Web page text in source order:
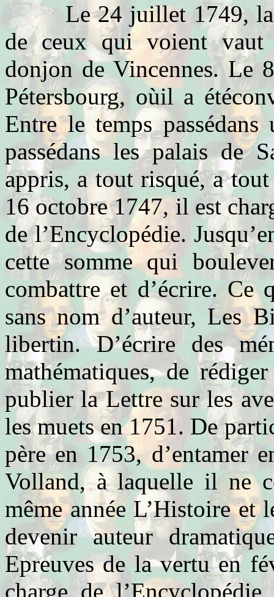
Le 24 juillet 1749, la
de ceux qui voient vaut
donjon de Vincennes. Le
Pétersbourg, oùil a
Entre le temps
passédans les palais de
appris, a tout risqué, a
16 octobre 1747, il est
de l’Encyclopédie.
cette somme qui
combattre et d’écrire. Ce
sans nom d’auteur, Les
libertin. D’écrire des
mathématiques, de
publier la Lettre sur les
les muets en 1751. De
père en 1753, d’entamer
Volland, à laquelle il ne
même année L’Histoire et
devenir auteur
Epreuves de la vertu en
charge de